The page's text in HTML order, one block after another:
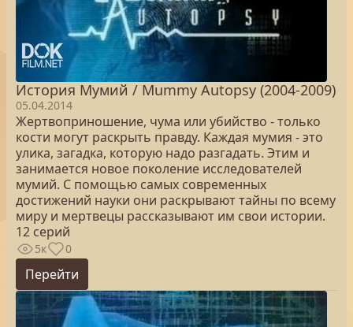
История Мумий / Mummy Autopsy (2004-2009)
05.04.2014
Жертвоприношение, чума или убийство - только
кости могут раскрыть правду. Каждая мумия - это
улика, загадка, которую надо разгадать. Этим и
занимается новое поколение исследователей
мумий. С помощью самых современных
достижений науки они раскрывают тайны по всему
миру и мертвецы рассказывают им свои истории.
12 серий
5к 0
Перейти